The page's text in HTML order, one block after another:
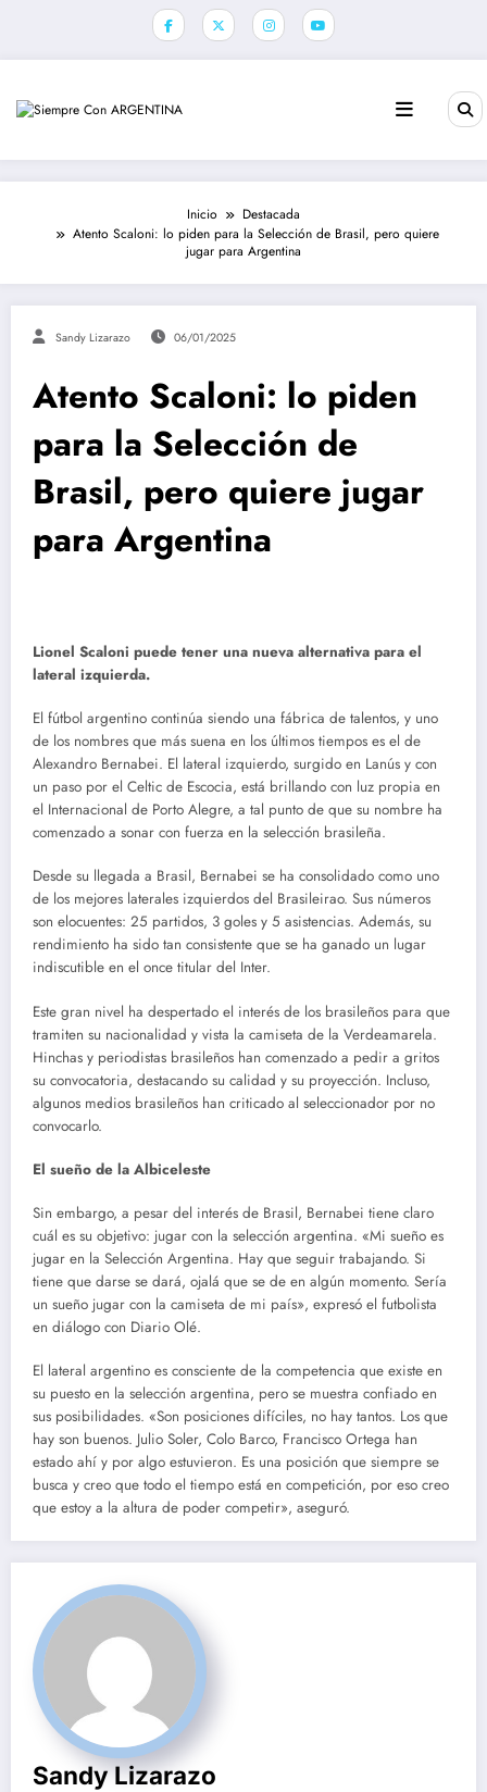
Inicio
Destacada
Atento Scaloni: lo piden para la Selección de Brasil, pero quiere
jugar para Argentina
Sandy Lizarazo 06/01/2025
Atento Scaloni: lo piden
para la Selección de
Brasil, pero quiere jugar
para Argentina
Lionel Scaloni puede tener una nueva alternativa para el
lateral izquierda.
El fútbol argentino continúa siendo una fábrica de talentos, y uno
de los nombres que más suena en los últimos tiempos es el de
Alexandro Bernabei. El lateral izquierdo, surgido en Lanús y con
un paso por el Celtic de Escocia, está brillando con luz propia en
el Internacional de Porto Alegre, a tal punto de que su nombre ha
comenzado a sonar con fuerza en la selección brasileña.
Desde su llegada a Brasil, Bernabei se ha consolidado como uno
de los mejores laterales izquierdos del Brasileirao. Sus números
son elocuentes: 25 partidos, 3 goles y 5 asistencias. Además, su
rendimiento ha sido tan consistente que se ha ganado un lugar
indiscutible en el once titular del Inter.
Este gran nivel ha despertado el interés de los brasileños para que
tramiten su nacionalidad y vista la camiseta de la Verdeamarela.
Hinchas y periodistas brasileños han comenzado a pedir a gritos
su convocatoria, destacando su calidad y su proyección. Incluso,
algunos medios brasileños han criticado al seleccionador por no
convocarlo.
El sueño de la Albiceleste
Sin embargo, a pesar del interés de Brasil, Bernabei tiene claro
cuál es su objetivo: jugar con la selección argentina. «Mi sueño es
jugar en la Selección Argentina. Hay que seguir trabajando. Si
tiene que darse se dará, ojalá que se de en algún momento. Sería
un sueño jugar con la camiseta de mi país», expresó el futbolista
en diálogo con Diario Olé.
El lateral argentino es consciente de la competencia que existe en
su puesto en la selección argentina, pero se muestra confiado en
sus posibilidades. «Son posiciones difíciles, no hay tantos. Los que
hay son buenos. Julio Soler, Colo Barco, Francisco Ortega han
estado ahí y por algo estuvieron. Es una posición que siempre se
busca y creo que todo el tiempo está en competición, por eso creo
que estoy a la altura de poder competir», aseguró.
Sandy Lizarazo